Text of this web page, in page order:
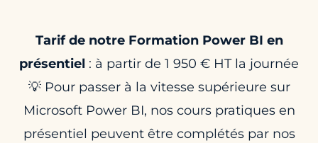
Tarif de notre Formation Power BI en
présentiel : à partir de 1 950 € HT la journée
💡 Pour passer à la vitesse supérieure sur
Microsoft Power BI, nos cours pratiques en
présentiel peuvent être complétés par nos